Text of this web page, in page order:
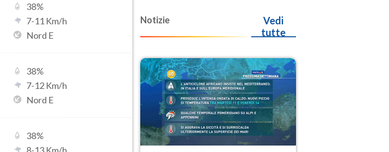
38%
7-11 Km/h
Nord E
38%
7-12 Km/h
Nord E
38%
Notizie
Vedi
tutte